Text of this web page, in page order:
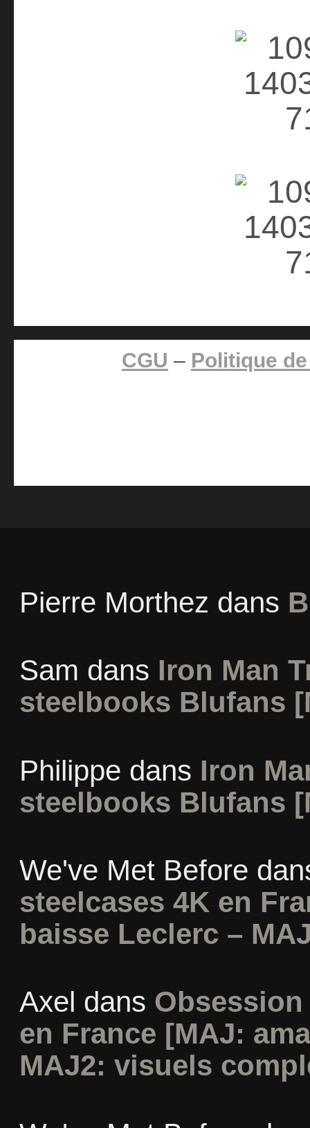
CGU – Politique
Pierre Morthez dans
Sam dans Iron Man
steelbooks Blufans
Philippe dans Iron
steelbooks Blufans
We've Met Before
steelcases 4K en
baisse Leclerc –
Axel dans
en France [MAJ:
MAJ2: visuels